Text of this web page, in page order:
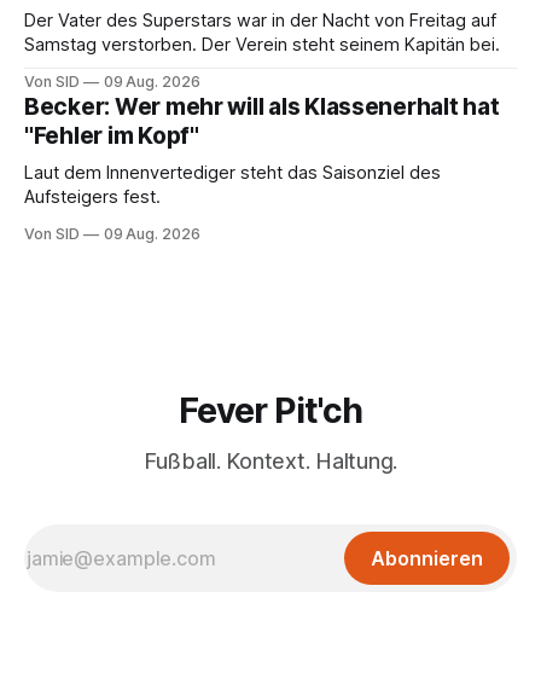
Der Vater des Superstars war in der Nacht von Freitag auf
Samstag verstorben. Der Verein steht seinem Kapitän bei.
Von SID 09 Aug. 2026
Becker: Wer mehr will als Klassenerhalt hat
"Fehler im Kopf"
Laut dem Innenvertediger steht das Saisonziel des
Aufsteigers fest.
Von SID 09 Aug. 2026
Fever Pit'ch
Fußball. Kontext. Haltung.
Abonnieren